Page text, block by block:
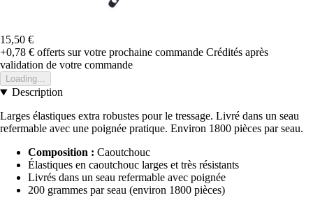
15,50 €
+0,78 € offerts sur votre prochaine commande Crédités après
validation de votre commande
Loading...
Description
Larges élastiques extra robustes pour le tressage. Livré dans un seau
refermable avec une poignée pratique. Environ 1800 pièces par seau.
Composition : Caoutchouc
Élastiques en caoutchouc larges et très résistants
Livrés dans un seau refermable avec poignée
200 grammes par seau (environ 1800 pièces)